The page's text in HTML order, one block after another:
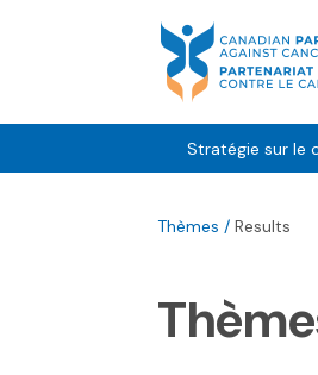
Stratégie sur le
Thèmes / Results